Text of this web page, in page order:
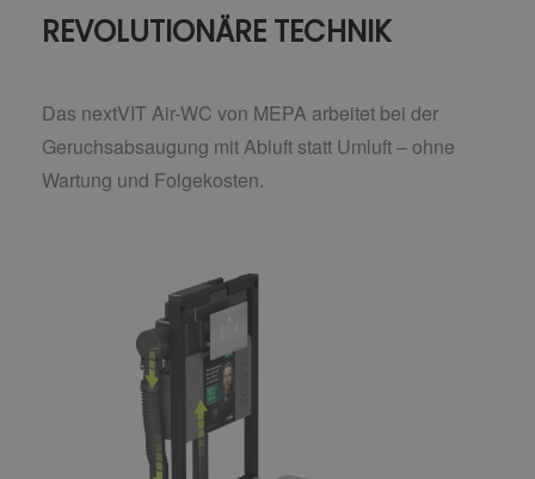
REVOLUTIONÄRE TECHNIK
Das nextVIT Air-WC von MEPA arbeitet bei der
Geruchsabsaugung mit Abluft statt Umluft –ohne
Wartung und Folgekosten.